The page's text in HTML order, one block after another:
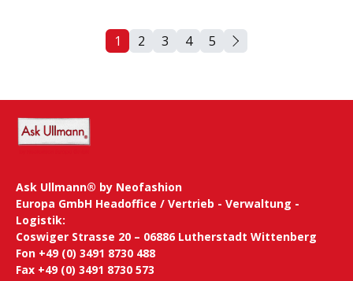
Seite
1 Seite
2 Seite
3 Seite
4 Seite
5
Ask Ullmann® by Neofashion
Europa GmbH Headoffice / Vertrieb - Verwaltung -
Logistik:
Coswiger Strasse 20 – 06886 Lutherstadt Wittenberg
Fon +49 (0) 3491 8730 488
Fax +49 (0) 3491 8730 573